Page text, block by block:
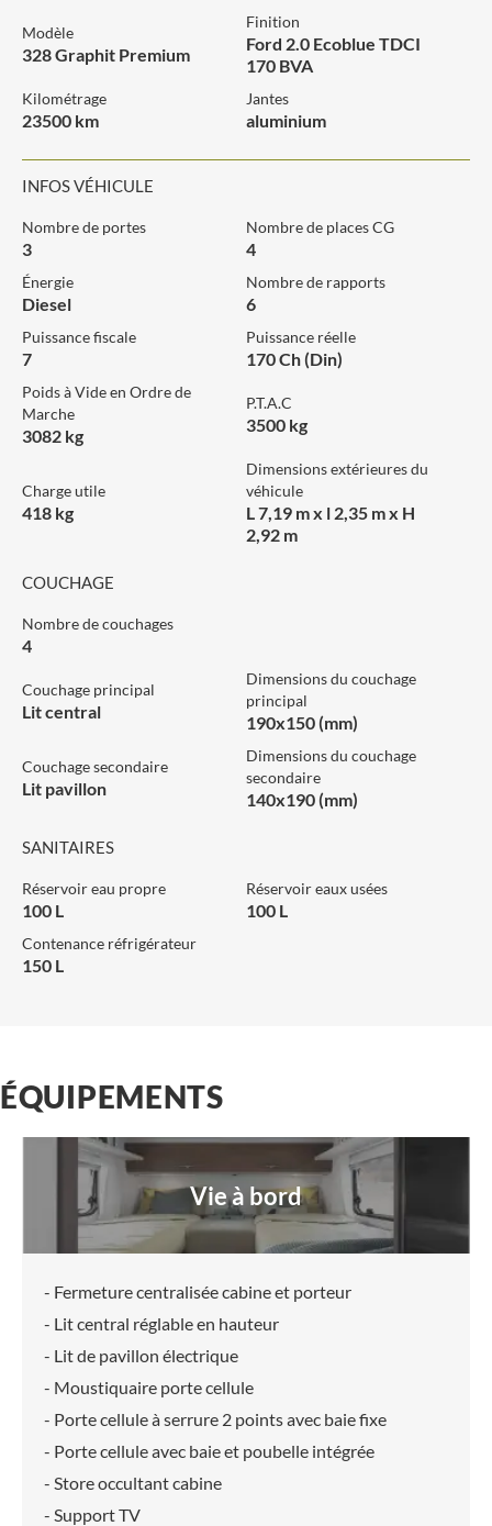
Modèle
328 Graphit Premium
Finition
Ford 2.0 Ecoblue TDCI
170 BVA
Kilométrage
23500 km
Jantes
aluminium
INFOS VÉHICULE
Nombre de portes
3
Nombre de places CG
4
Énergie
Diesel
Nombre de rapports
6
Puissance fiscale
7
Puissance réelle
170 Ch (Din)
Poids à Vide en Ordre de
Marche
3082 kg
P.T.A.C
3500 kg
Charge utile
418 kg
Dimensions extérieures du
véhicule
L 7,19 m x l 2,35 m x H
2,92 m
COUCHAGE
Nombre de couchages
4
Couchage principal
Lit central
Dimensions du couchage
principal
190x150 (mm)
Couchage secondaire
Lit pavillon
Dimensions du couchage
secondaire
140x190 (mm)
SANITAIRES
Réservoir eau propre
100 L
Réservoir eaux usées
100 L
Contenance réfrigérateur
150 L
ÉQUIPEMENTS
Vie à bord
- Fermeture centralisée cabine et porteur
- Lit central réglable en hauteur
- Lit de pavillon électrique
- Moustiquaire porte cellule
- Porte cellule à serrure 2 points avec baie fixe
- Porte cellule avec baie et poubelle intégrée
- Store occultant cabine
- Support TV